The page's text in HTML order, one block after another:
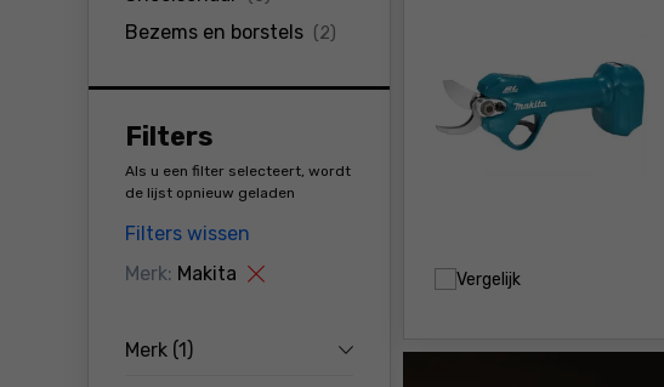
Bezems en borstels (2)
Filters
Als u een filter selecteert, wordt
de lijst opnieuw geladen
Filters wissen
Merk: Makita
Merk (1)
Vergelijk